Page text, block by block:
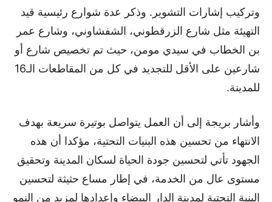
وتركيب إشارات التشوير. وذكر عدة شوارع رئيسية قيد
التهيئة مثل شارع الزرقطوني، الشفشاوني، وشارع عمر
بن الخطاب في سيدي مومن، حيث تم تخصيص شارع أو
شارعين على الأقل للتجديد في كل من المقاطعات الـ16
للمدينة.
وأشار بريجة إلى أن العمل يتواصل بوتيرة سريعة بهدف
الانتهاء من تحسين هذه البنيات التحتية، مؤكدا أن هذه
الجهود تأتي لتحسين جودة الحياة لسكان المدينة وتحقيق
مستوى عال من الخدمة، في إطار مساع حثيثة لتحسين
البنية التحتية لمدينة الدار البيضاء وإعدادها لمزيد من النمو